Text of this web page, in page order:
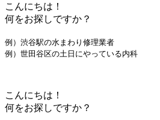
こんにちは！
何をお探しですか？
例）渋谷駅の水まわり修理業者
例）世田谷区の土日にやっている内科
こんにちは！
何をお探しですか？